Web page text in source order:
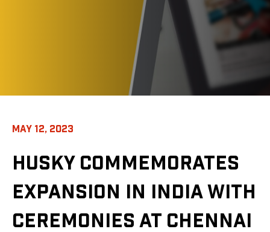
MAY 12, 2023
HUSKY COMMEMORATES
EXPANSION IN INDIA WITH
CEREMONIES AT CHENNAI